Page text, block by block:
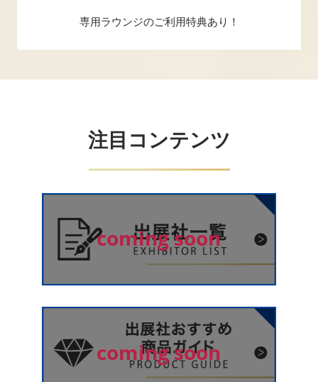
専用ラウンジのご利用特典あり！
注目コンテンツ
coming soon
coming soon